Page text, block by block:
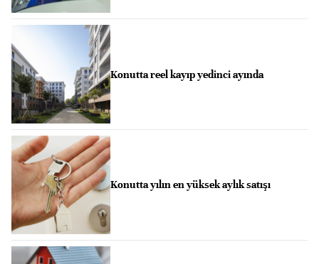
Konutta reel kayıp yedinci ayında
Konutta yılın en yüksek aylık satışı